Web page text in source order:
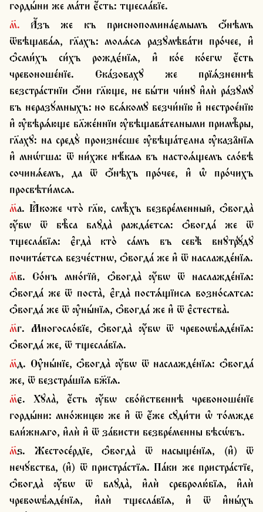
горды́ни же ма́ти є҆́сть: тщесла́вїе.
м҃. А҆́зъ же къ приснопомина́ємымъ ѻ҆́нѣмъ
ѿвѣщава́ѧ, гл҃ахъ: молѧ́сѧ разꙋмѣва́ти про́чее, и҆
ѻ҆сми́хъ си́хъ рождє́нїѧ, и҆ ко́е ко́егѡ є҆́сть
чревоноше́нїе. Ска́зовахꙋ же прїѧ́зненнѣ
безстра́стнїи ѻ҆́ни гл҃юще, не бы́ти чи́нꙋ и҆лѝ ра́зꙋмꙋ
въ неразꙋ́мныхъ: но всѧ́комꙋ безчи́нїю и҆ нестрое́нїю
и҆ ѹ҆вѣрѧ́юще бл҃же́ннїи ѹ҆вѣщава́телными примѣ̑ры,
гл҃ахꙋ: на средꙋ̀ произне́сше ѹ҆вѣща́тєлна ѹ҆каза̑нїѧ
и҆ мнѡ́гша: ѿ ни́хже нѣ́каѧ въ настоѧ́щемъ сло́вѣ
сочинѧ́емъ, да ѿ ѻ҆́нѣхъ про́чее, и҆ ѡ҆ про́чихъ
просвѣти́мсѧ.
м҃а. Ꙗ҆коже что̀ гл҃ю, смѣ̑хъ безвре́менный, ѻ҆вогда̀
ѹ҆́бѡ ѿ бѣ̑са блꙋда̀ ражда́етсѧ: ѻ҆вогда́ же ѿ
тщесла́вїѧ: є҆гда̀ кто̀ са́мъ въ себѣ̀ внꙋтр̾ꙋ́дꙋ
почита́етсѧ безче́стнѡ, ѻ҆вогда́ же и҆ ѿ наслажде́нїѧ.
м҃в. Со́нъ мно́гїй, ѻ҆вогда̀ ѹ҆́бѡ ѿ наслажде́нїѧ:
ѻ҆вогда́ же ѿ поста̀, є҆гда̀ постѧ́щїисѧ возно́сѧтсѧ:
ѻ҆вогда́ же ѿ ѹ҆ны́нїѧ, ѻ҆вогда́ же и҆ ѿ є҆стества̀.
м҃г. Многосло́вїе, ѻ҆вогда̀ ѹ҆́бѡ ѿ чревоѡб̾ѧде́нїѧ:
ѻ҆вогда́ же, ѿ тщесла́вїѧ.
м҃д. Ѹ҆ны́нїе, ѻ҆вогда̀ ѹ҆́бѡ ѿ наслажде́нїѧ: ѻ҆вогда́
же, ѿ безстра́шїѧ бж҃їѧ.
м҃є. Хꙋла̀, є҆́сть ѹ҆́бѡ сво́йственнѣ чревоноше́нїе
горды́ни: мно́жицею же и҆ ѿ є҆́же сꙋди́ти ѡ҆ то́мжде
бли́жнѧго, и҆лѝ и҆ ѿ за́висти безвре́менны бѣсѡ́въ.
м҃ѕ. Жестосе́рдїе, ѻ҆вогда̀ ѿ насыще́нїѧ, (и҆) ѿ
нечꙋ́вства, (и҆) ѿ пристра́стїѧ. Па́ки же пристра́стїе,
ѻ҆вогда̀ ѹ҆́бѡ ѿ блꙋда̀, и҆лѝ сребролю́бїѧ, и҆лѝ
чревоѡб̾ѧде́нїѧ, и҆лѝ тщесла́вїѧ, и҆ ѿ и҆ны́хъ